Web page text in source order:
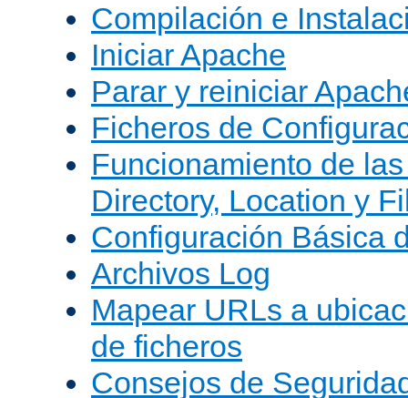
Compilación e
Iniciar Apache
Parar y reiniciar
Ficheros de
Funcionamiento de
Directory, Location y
Configuración Básica
Archivos Log
Mapear URLs a
de ficheros
Consejos de